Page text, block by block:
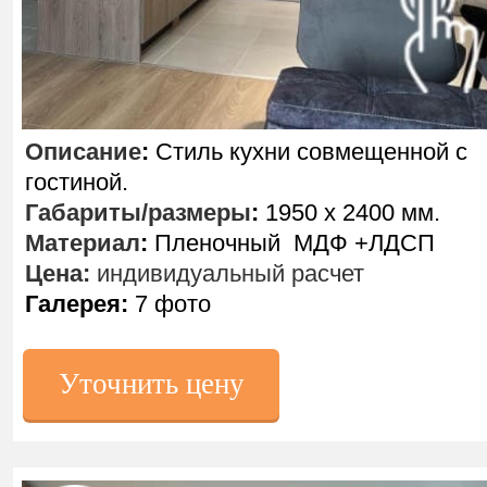
Описание: Стиль кухни совмещенной с
гостиной.
Габариты/размеры: 1950 х 2400 мм.
Материал: Пленочный МДФ +ЛДСП
Цена: индивидуальный расчет
Галерея: 7 фото
Уточнить цену